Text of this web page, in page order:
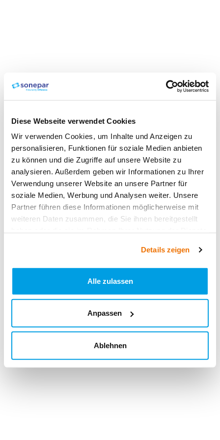
Diese Webseite verwendet Cookies
Wir verwenden Cookies, um Inhalte und Anzeigen zu
personalisieren, Funktionen für soziale Medien anbieten
zu können und die Zugriffe auf unsere Website zu
analysieren. Außerdem geben wir Informationen zu Ihrer
Verwendung unserer Website an unsere Partner für
soziale Medien, Werbung und Analysen weiter. Unsere
Partner führen diese Informationen möglicherweise mit
weiteren Daten zusammen, die Sie ihnen bereitgestellt
Details zeigen
Alle zulassen
Anpassen
Ablehnen